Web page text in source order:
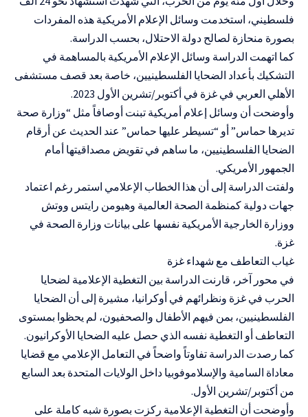
فلسطيني، استخدمت وسائل الإعلام الأمريكية هذه المفردات
بصورة منحازة لصالح دولة الاحتلال، بحسب الدراسة.
كما اتهمت الدراسة وسائل الإعلام الأمريكية بالمساهمة في
التشكيك بأعداد الضحايا الفلسطينيين، خاصة بعد قصف مستشفى
الأهلي العربي في غزة في أكتوبر/تشرين الأول 2023.
وأوضحت أن وسائل إعلام أمريكية تبنت أوصافاً مثل “وزارة صحة
تديرها حماس” أو “تسيطر عليها حماس” عند الحديث عن أرقام
الضحايا الفلسطينيين، ما ساهم في تقويض مصداقيتها أمام
الجمهور الأمريكي.
ولفتت الدراسة إلى أن هذا الخطاب الإعلامي استمر رغم اعتماد
جهات دولية كمنظمة الصحة العالمية وهيومن رايتس ووتش
ووزارة الخارجية الأمريكية نفسها على بيانات وزارة الصحة في
غزة.
غياب التعاطف مع شهداء غزة
في محور آخر، قارنت الدراسة بين التغطية الإعلامية لضحايا
الحرب في غزة ونظرائهم في أوكرانيا، مشيرة إلى أن الضحايا
الفلسطينيين، بمن فيهم الأطفال والصحفيون، لم يحظوا بمستوى
التعاطف أو التغطية نفسه الذي حصل عليه الضحايا الأوكرانيون.
كما رصدت الدراسة تفاوتاً واضحاً في التعامل الإعلامي مع قضايا
معاداة السامية والإسلاموفوبيا داخل الولايات المتحدة بعد السابع
من أكتوبر/تشرين الأول.
وأوضحت أن التغطية الإعلامية ركزت بصورة شبه كاملة على